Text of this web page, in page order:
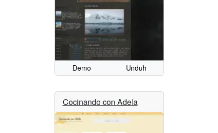
Demo Unduh
Cocinando con Adela